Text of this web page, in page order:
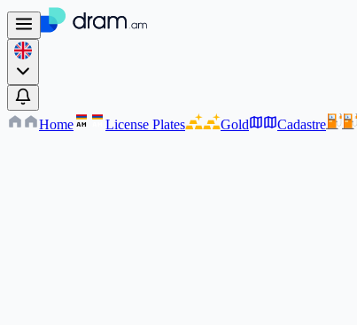
Home AM License Plates Gold Cadastre